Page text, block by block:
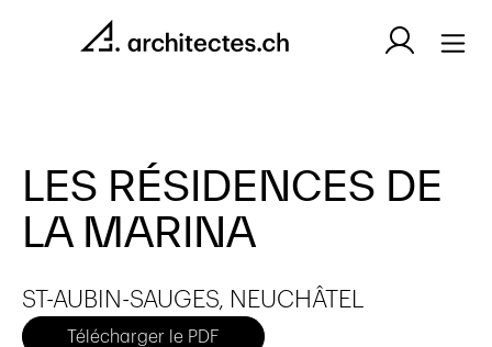
LES RÉSIDENCES DE
LA MARINA
ST-AUBIN-SAUGES, NEUCHÂTEL
Télécharger le PDF